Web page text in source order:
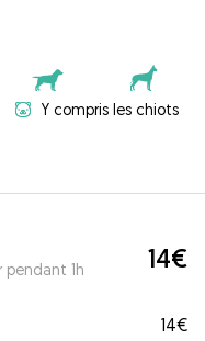
Y compris les chiots
1h 14€
14€